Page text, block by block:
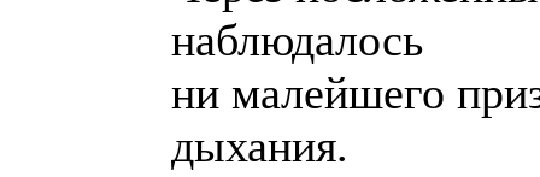
наблюдалось
ни малейшего
дыхания.